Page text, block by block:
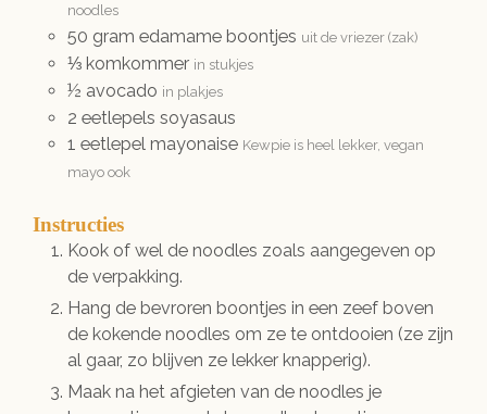
noodles
50 gram edamame boontjes uit de vriezer (zak)
⅓ komkommer in stukjes
½ avocado in plakjes
2 eetlepels soyasaus
1 eetlepel mayonaise Kewpie is heel lekker, vegan
mayo ook
Instructies
Kook of wel de noodles zoals aangegeven op
de verpakking.
Hang de bevroren boontjes in een zeef boven
de kokende noodles om ze te ontdooien (ze zijn
al gaar, zo blijven ze lekker knapperig).
Maak na het afgieten van de noodles je